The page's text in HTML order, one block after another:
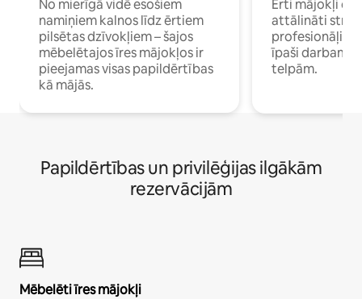
No mierīgā vidē esošiem
namiņiem kalnos līdz ērtiem
pilsētas dzīvokļiem – šajos
mēbelētajos īres mājokļos ir
pieejamas visas papildērtības
kā mājās.
Ērti mājokļi
attālināti
īpaši darbam
telpām.
Papildērtības un privilēģijas ilgākām
rezervācijām
Mēbelēti īres mājokļi